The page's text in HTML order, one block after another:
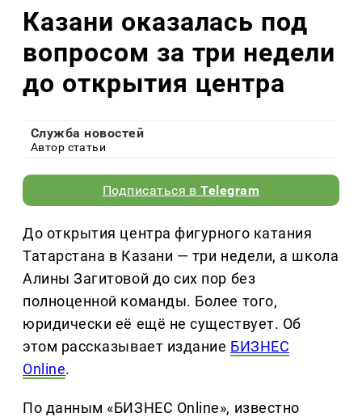
Казани оказалась под
вопросом за три недели
до открытия центра
Служба новостей
Автор статьи
Подписаться вTelegram
До открытия центра фигурного катания
Татарстана в Казани — три недели, а школа
Алины Загитовой до сих пор без
полноценной команды. Более того,
юридически её ещё не существует. Об
этом рассказывает издание БИЗНЕС
Online.
По данным «БИЗНЕС Online», известно